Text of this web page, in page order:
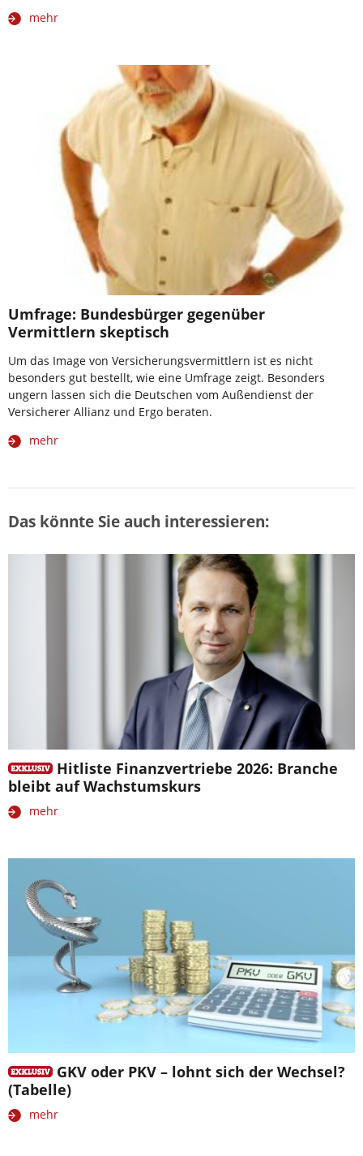
mehr
Umfrage: Bundesbürger gegenüber
Vermittlern skeptisch
Um das Image von Versicherungsvermittlern ist es nicht
besonders gut bestellt, wie eine Umfrage zeigt. Besonders
ungern lassen sich die Deutschen vom Außendienst der
Versicherer Allianz und Ergo beraten.
mehr
Das könnte Sie auch interessieren:
Hitliste Finanzvertriebe 2026: Branche
bleibt auf Wachstumskurs
mehr
GKV oder PKV – lohnt sich der Wechsel?
(Tabelle)
mehr